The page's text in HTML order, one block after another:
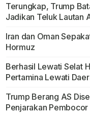
Terungkap, Trump
Jadikan Teluk Lautan
Iran dan Oman
Hormuz
Berhasil Lewati Selat
Pertamina Lewati
Trump Berang AS
Penjarakan Pembocor